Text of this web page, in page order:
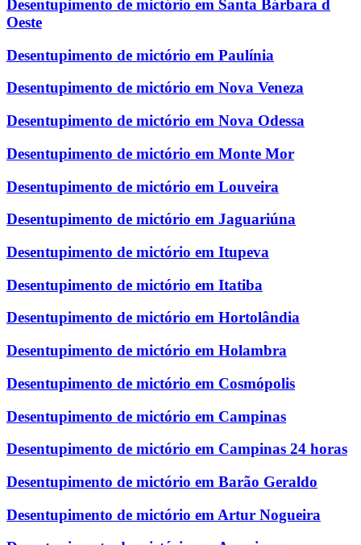
Desentupimento de mictório em Santa Bárbara d
Oeste
Desentupimento de mictório em Paulínia
Desentupimento de mictório em Nova Veneza
Desentupimento de mictório em Nova Odessa
Desentupimento de mictório em Monte Mor
Desentupimento de mictório em Louveira
Desentupimento de mictório em Jaguariúna
Desentupimento de mictório em Itupeva
Desentupimento de mictório em Itatiba
Desentupimento de mictório em Hortolândia
Desentupimento de mictório em Holambra
Desentupimento de mictório em Cosmópolis
Desentupimento de mictório em Campinas
Desentupimento de mictório em Campinas 24 horas
Desentupimento de mictório em Barão Geraldo
Desentupimento de mictório em Artur Nogueira